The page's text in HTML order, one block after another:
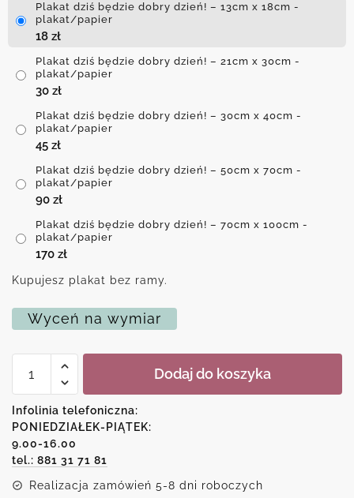
Plakat dziś będzie dobry dzień! – 13cm x 18cm -
plakat/papier
18 zł
Plakat dziś będzie dobry dzień! – 21cm x 30cm -
plakat/papier
30 zł
Plakat dziś będzie dobry dzień! – 30cm x 40cm -
plakat/papier
45 zł
Plakat dziś będzie dobry dzień! – 50cm x 70cm -
plakat/papier
90 zł
Plakat dziś będzie dobry dzień! – 70cm x 100cm -
plakat/papier
170 zł
Kupujesz plakat bez ramy.
Wyceń na wymiar
Plakat
będzie
dobry
dzień!
Dodaj do koszyka
Infolinia telefoniczna:
PONIEDZIAŁEK-PIĄTEK:
9.00-16.00
tel.: 881 31 71 81
Realizacja zamówień 5-8 dni roboczych